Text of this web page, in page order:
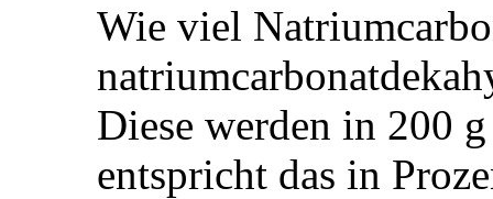
Wie viel
Diese werden in 200
entspricht das in